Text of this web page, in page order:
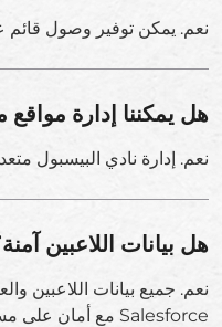
نعم. يمكن توفير وصول قائم
هل يمكننا إدارة مواقع
نعم. إدارة نادي البيسبول
هل بيانات اللاعبين
نعم. جميع بيانات اللاعبين
Salesforce مع أمان على مستوى المؤسسات.